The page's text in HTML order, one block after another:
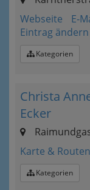
Webseite
E-
Eintrag ändern
Kategorien
Christa
Ecker
Karte &
Kategorien